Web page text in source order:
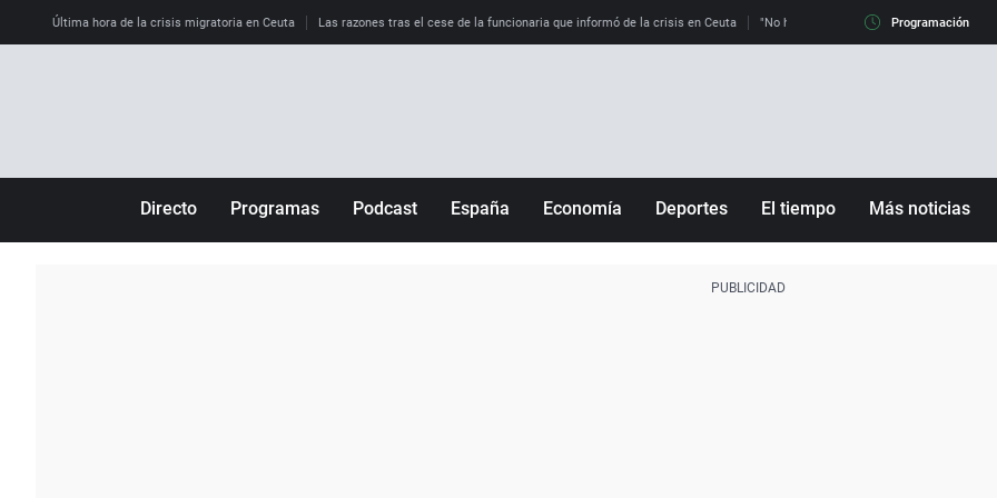
Última hora de la crisis migratoria en Ceuta Las razones tras el cese de la funcionaria que informó de la crisis en Ceuta "No hay mafias, que no nos engañen":
Programación
Directo Programas Podcast España Economía Deportes El tiempo Más noticias